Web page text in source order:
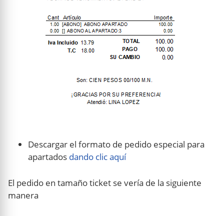
Descargar el formato de pedido especial para
apartados dando clic aquí
El pedido en tamaño ticket se vería de la siguiente
manera